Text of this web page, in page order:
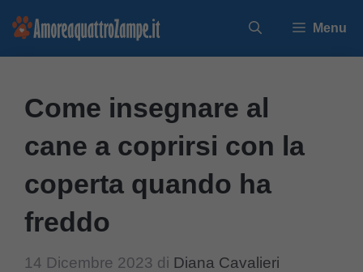
Vai
Menu
Come insegnare al
cane a coprirsi con la
coperta quando ha
freddo
14 Dicembre 2023 di Diana Cavalieri